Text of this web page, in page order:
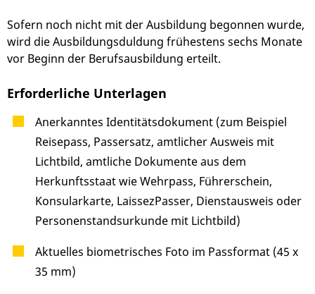
Sofern noch nicht mit der Ausbildung begonnen wurde,
wird die Ausbildungsduldung frühestens sechs Monate
vor Beginn der Berufsausbildung erteilt.
Erforderliche Unterlagen
Anerkanntes Identitätsdokument (zum Beispiel
Reisepass, Passersatz, amtlicher Ausweis mit
Lichtbild, amtliche Dokumente aus dem
Herkunftsstaat wie Wehrpass, Führerschein,
Konsularkarte, LaissezPasser, Dienstausweis oder
Personenstandsurkunde mit Lichtbild)
Aktuelles biometrisches Foto im Passformat (45 x
35 mm)